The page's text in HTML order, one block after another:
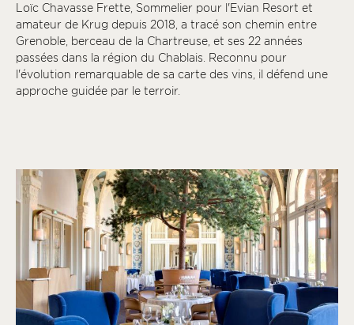
Loïc Chavasse Frette, Sommelier pour l'Evian Resort et
amateur de Krug depuis 2018, a tracé son chemin entre
Grenoble, berceau de la Chartreuse, et ses 22 années
passées dans la région du Chablais. Reconnu pour
l'évolution remarquable de sa carte des vins, il défend une
approche guidée par le terroir.